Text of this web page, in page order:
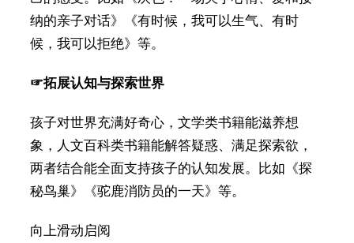
纳的亲子对话》《有时候，我可以生气、有时
候，我可以拒绝》等。
☞拓展认知与探索世界
孩子对世界充满好奇心，文学类书籍能滋养想
象，人文百科类书籍能解答疑惑、满足探索欲，
两者结合能全面支持孩子的认知发展。比如《探
秘鸟巢》《驼鹿消防员的一天》等。
向上滑动启阅